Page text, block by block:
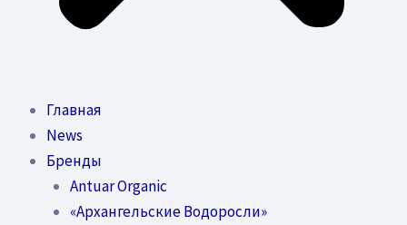
Главная
News
Бренды
Antuar Organic
«Архангельские Водоросли»